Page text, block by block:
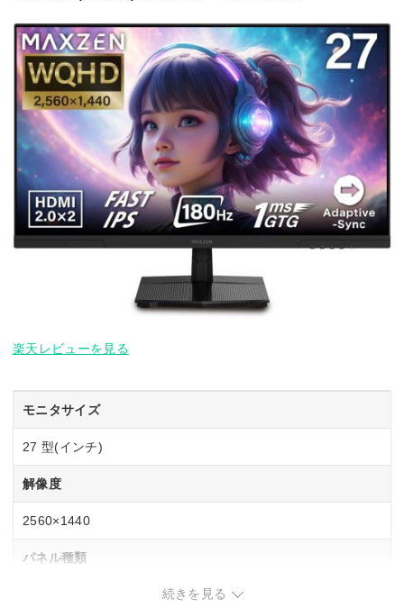
楽天レビューを見る
モニタサイズ
27 型(インチ)
解像度
2560×1440
パネル種類
続きを見る